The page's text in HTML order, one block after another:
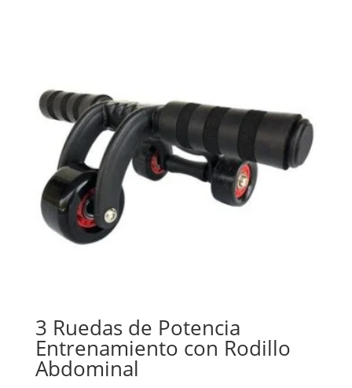
3 Ruedas de Potencia
Entrenamiento con Rodillo
Abdominal